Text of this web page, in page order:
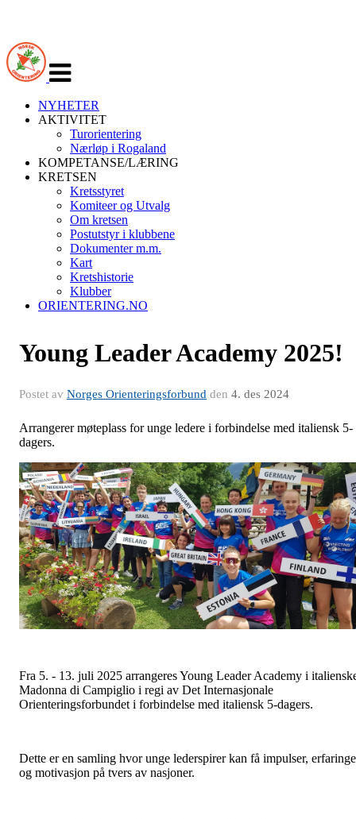
navigasjon
NYHETER
AKTIVITET
Turorientering
Nærløp i Rogaland
KOMPETANSE/LÆRING
KRETSEN
Kretsstyret
Komiteer og Utvalg
Om kretsen
Postutstyr i klubbene
Dokumenter m.m.
Kart
Kretshistorie
Klubber
ORIENTERING.NO
Young Leader Academy 2025!
Postet av Norges Orienteringsforbund den 4. des 2024
Arrangerer møteplass for unge ledere i forbindelse med italiensk 5-
dagers.
Fra 5. - 13. juli 2025 arrangeres Young Leader Academy i
Madonna di Campiglio i regi av Det Internasjonale
Orienteringsforbundet i forbindelse med italiensk 5-dagers.
Dette er en samling hvor unge lederspirer kan få impulser,
og motivasjon på tvers av nasjoner.